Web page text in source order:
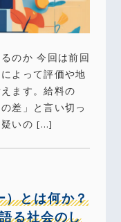
のか 今回は前回
よって評価や地
ます。給料の
差」と言い切っ
疑いの […]
）とは何か？
る社会のし